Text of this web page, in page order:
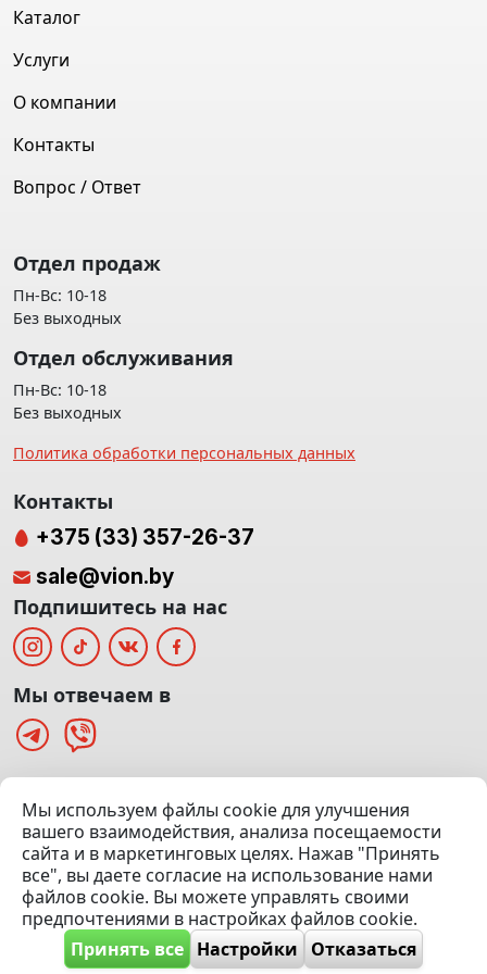
(Офис: 5 этаж | Осмотр авто: 5 этаж)
Посмотреть на карте
© 2020 — 2026 VION.BY — Продажа, выкуп и обмен | УНП
192961100 |Эвакуатор Минск
Каталог
Услуги
О компании
Контакты
Вопрос / Ответ
Отдел продаж
Пн-Вс: 10-18
Без выходных
Отдел обслуживания
Пн-Вс: 10-18
Без выходных
Политика обработки персональных данных
Мы используем файлы cookie для улучшения
вашего взаимодействия, анализа посещаемости
сайта и в маркетинговых целях. Нажав "Принять
все", вы даете согласие на использование нами
файлов cookie. Вы можете управлять своими
предпочтениями в настройках файлов cookie.
Принять все Настройки Отказаться
Контакты
+375 (33) 357-26-37
sale@vion.by
Подпишитесь на нас
Мы отвечаем в